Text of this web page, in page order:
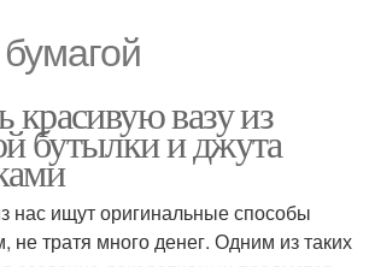
красивую вазу из
бутылки и джута
нас ищут оригинальные способы
не тратя много денег. Одним из таких